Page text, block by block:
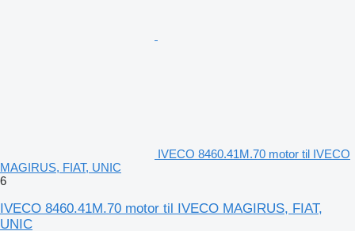
IVECO 8460.41M.70 motor til IVECO
MAGIRUS, FIAT, UNIC
6
IVECO 8460.41M.70 motor til IVECO MAGIRUS, FIAT,
UNIC